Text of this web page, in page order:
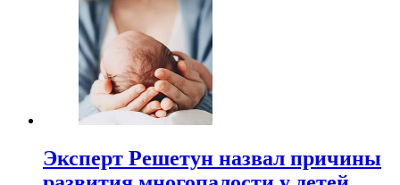
Эксперт Решетун назвал причины